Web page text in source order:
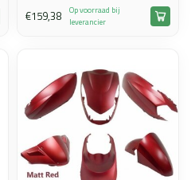
€159,38
Op voorraad bij
leverancier